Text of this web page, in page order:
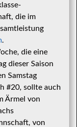
die im
.
die eine
dieser Saison
Samstag
#20, sollte auch
Ärmel von
von